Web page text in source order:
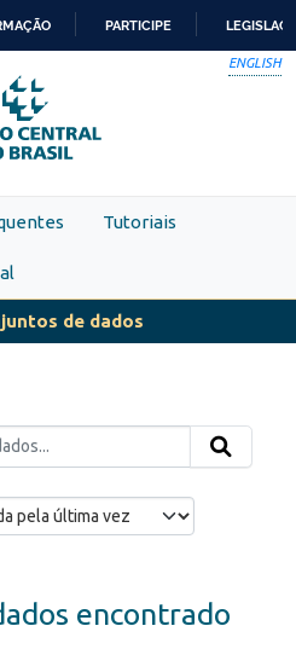
PARA
O
CONTEÚDO
PARTICIPE
ENGLISH
Tutoriais
de dados
encontrado